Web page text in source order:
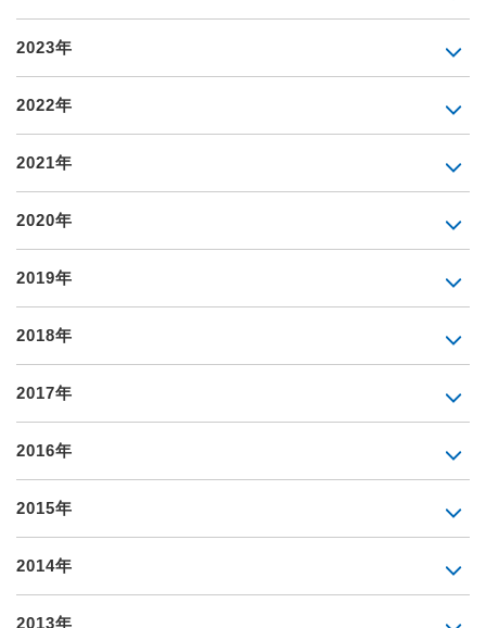
2023年
2022年
2021年
2020年
2019年
2018年
2017年
2016年
2015年
2014年
2013年